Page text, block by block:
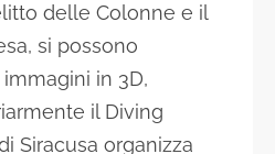
delle Colonne e il
si possono
in 3D,
il Diving
Siracusa organizza